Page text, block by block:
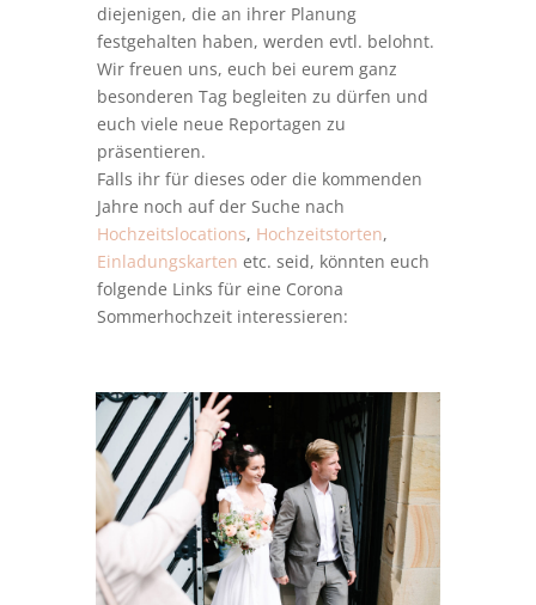
diejenigen, die an ihrer Planung
festgehalten haben, werden evtl. belohnt.
Wir freuen uns, euch bei eurem ganz
besonderen Tag begleiten zu dürfen und
euch viele neue Reportagen zu
präsentieren.
Falls ihr für dieses oder die kommenden
Jahre noch auf der Suche nach
Hochzeitslocations, Hochzeitstorten,
Einladungskarten etc. seid, könnten euch
folgende Links für eine Corona
Sommerhochzeit interessieren: